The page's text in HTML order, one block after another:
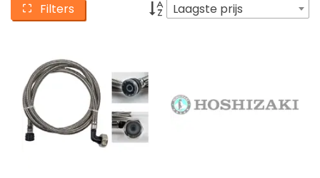
Filters Laagste prijs